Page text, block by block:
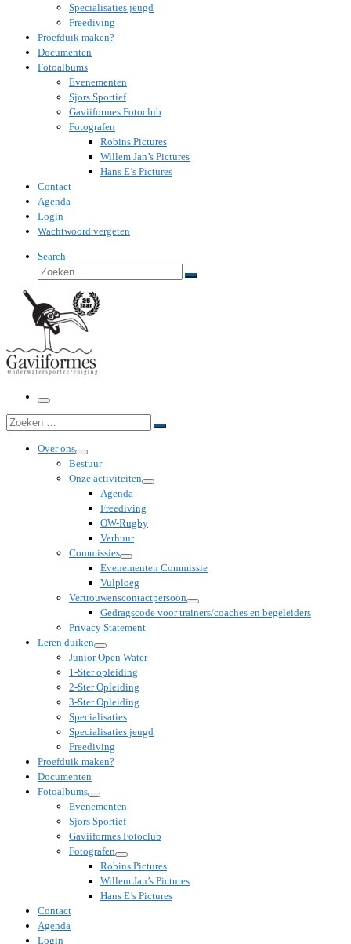
Specialisaties jeugd
Freediving
Proefduik maken?
Documenten
Fotoalbums
Evenementen
Sjors Sportief
Gaviiformes Fotoclub
Fotografen
Robins Pictures
Willem Jan’s Pictures
Hans E’s Pictures
Contact
Agenda
Login
Wachtwoord vergeten
Search
Zoeken
Zoeken
Menu
Zoeken
Zoeken
Over ons
Bestuur
Onze activiteiten
Agenda
Freediving
OW-Rugby
Verhuur
Commissies
Evenementen Commissie
Vulploeg
Vertrouwenscontactpersoon
Gedragscode voor trainers/coaches en begeleiders
Privacy Statement
Leren duiken
Junior Open Water
1-Ster opleiding
2-Ster Opleiding
3-Ster Opleiding
Specialisaties
Specialisaties jeugd
Freediving
Proefduik maken?
Documenten
Fotoalbums
Evenementen
Sjors Sportief
Gaviiformes Fotoclub
Fotografen
Robins Pictures
Willem Jan’s Pictures
Hans E’s Pictures
Contact
Agenda
Login